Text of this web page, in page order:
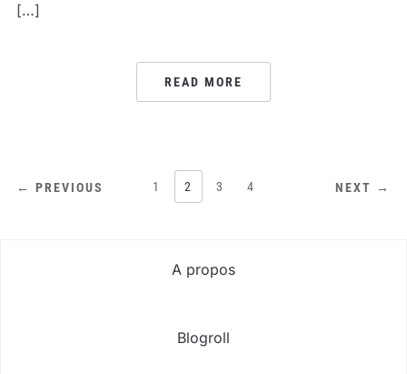
[…]
READ MORE
PAGINATION
← PREVIOUS 1 2 3 4 NEXT →
A propos
Blogroll